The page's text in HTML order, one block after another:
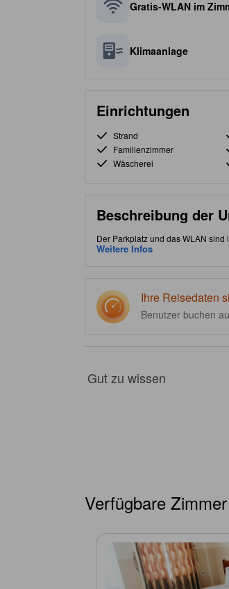
Gratis-WLAN im
Klimaanlage
Einrichtungen
Strand
Familienzimmer
Wäscherei
Beschreibung der
Der Parkplatz und das WLAN
strategisch günstige Lage im
Weitere Infos
Ihre Reisedaten
Benutzer buchen
Gut zu wissen
Verfügbare Zimmer